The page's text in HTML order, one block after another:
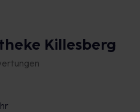
Killesberg